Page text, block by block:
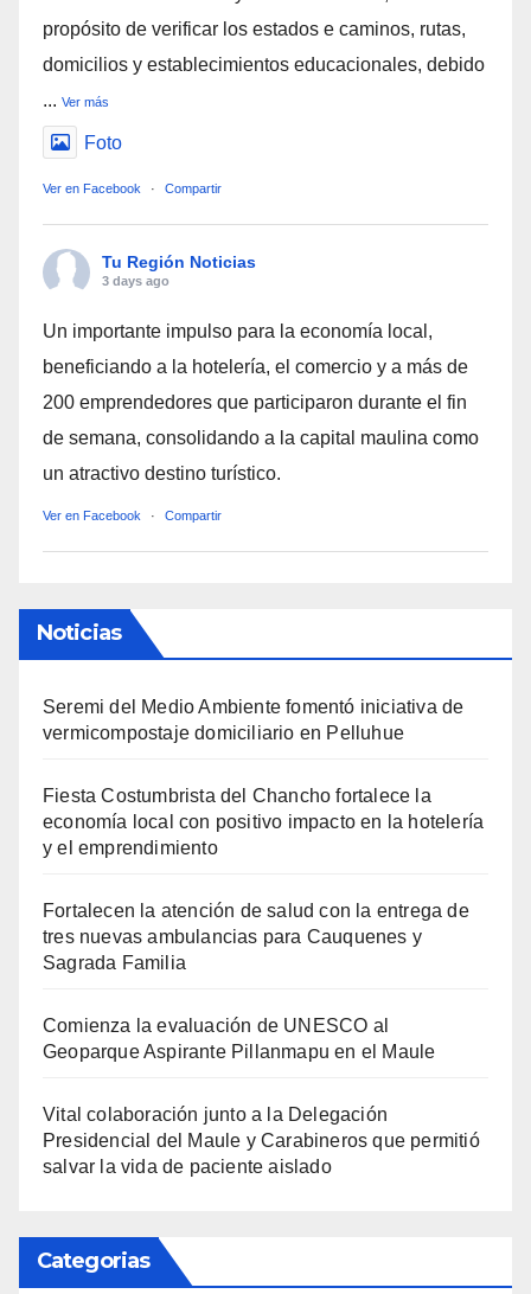
propósito de verificar los estados e caminos, rutas,
domicilios y establecimientos educacionales, debido
... Ver más
Foto
Ver en Facebook · Compartir
Tu Región Noticias
3 days ago
Un importante impulso para la economía local,
beneficiando a la hotelería, el comercio y a más de
200 emprendedores que participaron durante el fin
de semana, consolidando a la capital maulina como
un atractivo destino turístico.
Ver en Facebook · Compartir
Noticias
Seremi del Medio Ambiente fomentó iniciativa de
vermicompostaje domiciliario en Pelluhue
Fiesta Costumbrista del Chancho fortalece la
economía local con positivo impacto en la hotelería
y el emprendimiento
Fortalecen la atención de salud con la entrega de
tres nuevas ambulancias para Cauquenes y
Sagrada Familia
Comienza la evaluación de UNESCO al
Geoparque Aspirante Pillanmapu en el Maule
Vital colaboración junto a la Delegación
Presidencial del Maule y Carabineros que permitió
salvar la vida de paciente aislado
Categorias